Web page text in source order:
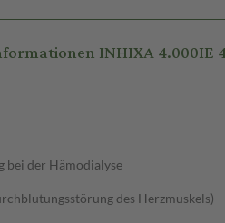
INHIXA 4.000IE
bei der Hämodialyse
des Herzmuskels)